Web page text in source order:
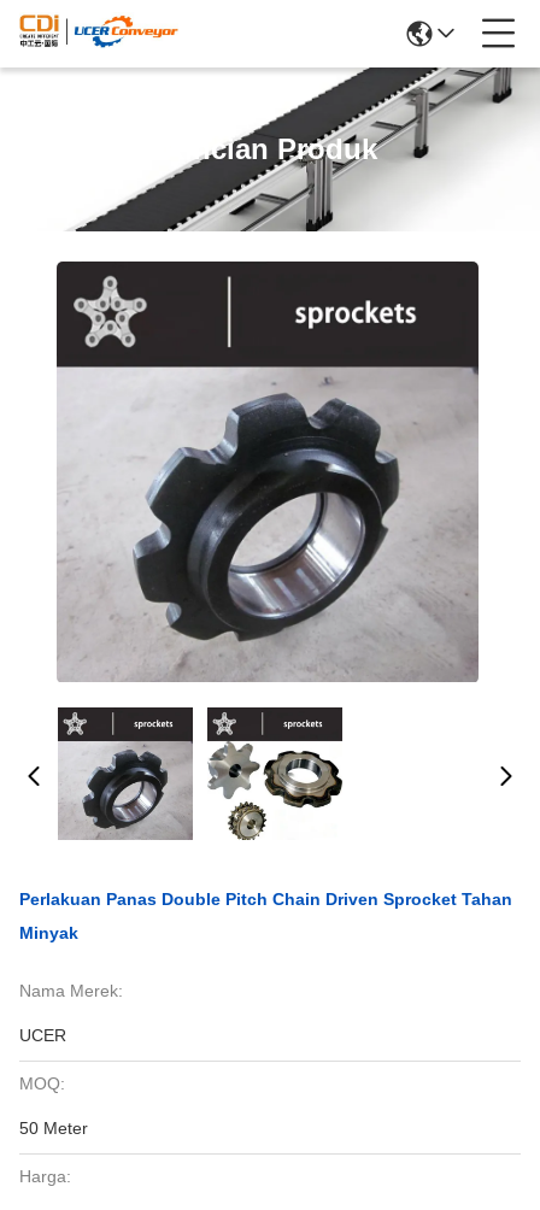
Rincian Produk
Perlakuan Panas Double Pitch Chain Driven Sprocket Tahan
Minyak
Nama Merek:
UCER
MOQ:
50 Meter
Harga: